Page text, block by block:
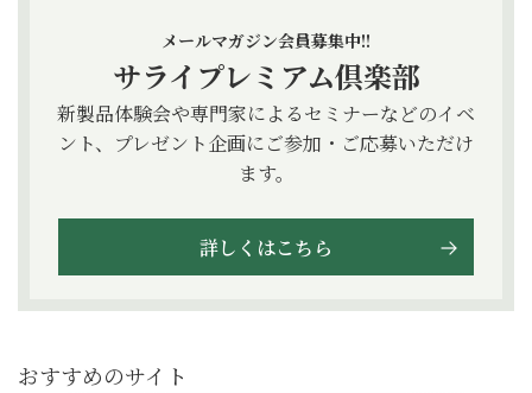
メールマガジン会員募集中!!
サライプレミアム倶楽部
新製品体験会や専門家によるセミナーなどのイベ
ント、プレゼント企画にご参加・ご応募いただけ
ます。
詳しくはこちら
おすすめのサイト